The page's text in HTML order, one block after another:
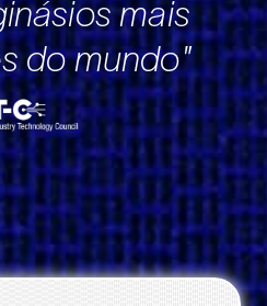
mais
do mundo"